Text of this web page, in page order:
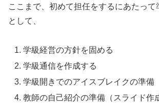
ここまで、初めて担任をするにあたって
として、
学級経営の方針を固める
学級通信を作成する
学級開きでのアイスブレイクの準備
教師の自己紹介の準備（スライド作